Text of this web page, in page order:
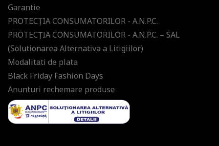
Garantie
PROTECŢIA CONSUMATORILOR - A.N.P.C.
PROTECŢIA CONSUMATORILOR - A.N.P.C. – SAL
(Solutionarea Alternativa a Litigiilor)
Modalitati de plata
Black Friday Fashion Days
Anunturi rechemare produse